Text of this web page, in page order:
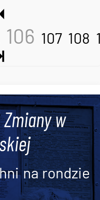
106 107 108
w
na rondzie